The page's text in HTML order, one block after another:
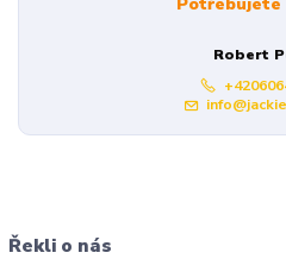
Robert
Řekli o nás